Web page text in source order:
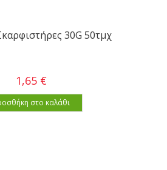
30G 50τμχ
1,65 €
στο καλάθι